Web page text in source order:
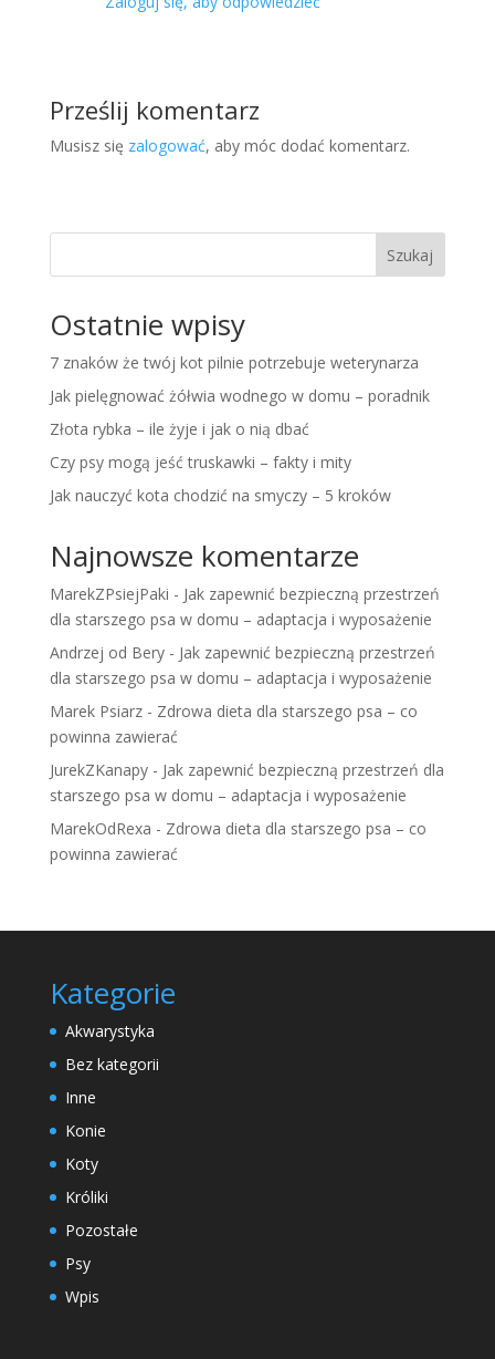
Prześlij komentarz
Musisz się zalogować, aby móc dodać komentarz.
Szukaj
Ostatnie wpisy
7 znaków że twój kot pilnie potrzebuje weterynarza
Jak pielęgnować żółwia wodnego w domu – poradnik
Złota rybka – ile żyje i jak o nią dbać
Czy psy mogą jeść truskawki – fakty i mity
Jak nauczyć kota chodzić na smyczy – 5 kroków
Najnowsze komentarze
MarekZPsiejPaki - Jak zapewnić bezpieczną przestrzeń
dla starszego psa w domu – adaptacja i wyposażenie
Andrzej od Bery- Jak zapewnić bezpieczną przestrzeń
dla starszego psa w domu – adaptacja i wyposażenie
Marek Psiarz- Zdrowa dieta dla starszego psa – co
powinna zawierać
JurekZKanapy- Jak zapewnić bezpieczną przestrzeń dla
starszego psa w domu – adaptacja i wyposażenie
MarekOdRexa - Zdrowa dieta dla starszego psa – co
powinna zawierać
Kategorie
Akwarystyka
Bez kategorii
Inne
Konie
Koty
Króliki
Pozostałe
Psy
Wpis